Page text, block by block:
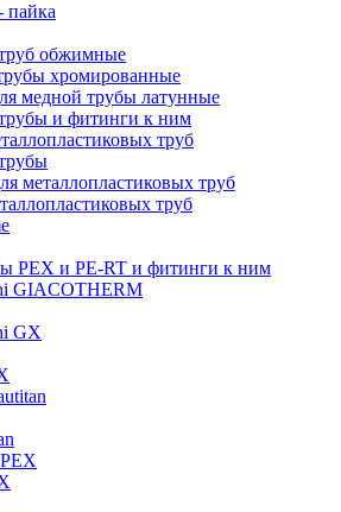
пайка
обжимные
хромированные
медной трубы латунные
и фитинги к ним
труб
металлопластиковых труб
труб
PEX и PE-RT и фитинги к ним
GIACOTHERM
GX